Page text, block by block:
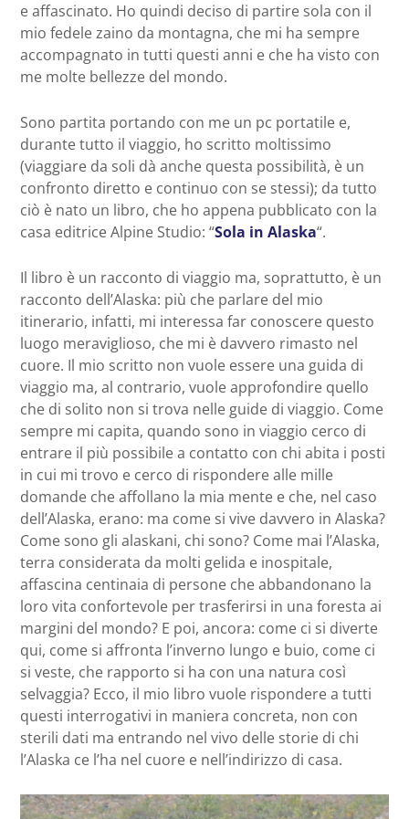
e affascinato. Ho quindi deciso di partire sola con il
mio fedele zaino da montagna, che mi ha sempre
accompagnato in tutti questi anni e che ha visto con
me molte bellezze del mondo.
Sono partita portando con me un pc portatile e,
durante tutto il viaggio, ho scritto moltissimo
(viaggiare da soli dà anche questa possibilità, è un
confronto diretto e continuo con se stessi); da tutto
ciò è nato un libro, che ho appena pubblicato con la
casa editrice Alpine Studio: “Sola in Alaska“.
Il libro è un racconto di viaggio ma, soprattutto, è un
racconto dell’Alaska: più che parlare del mio
itinerario, infatti, mi interessa far conoscere questo
luogo meraviglioso, che mi è davvero rimasto nel
cuore. Il mio scritto non vuole essere una guida di
viaggio ma, al contrario, vuole approfondire quello
che di solito non si trova nelle guide di viaggio. Come
sempre mi capita, quando sono in viaggio cerco di
entrare il più possibile a contatto con chi abita i posti
in cui mi trovo e cerco di rispondere alle mille
domande che affollano la mia mente e che, nel caso
dell’Alaska, erano: ma come si vive davvero in Alaska?
Come sono gli alaskani, chi sono? Come mai l’Alaska,
terra considerata da molti gelida e inospitale,
affascina centinaia di persone che abbandonano la
loro vita confortevole per trasferirsi in una foresta ai
margini del mondo? E poi, ancora: come ci si diverte
qui, come si affronta l’inverno lungo e buio, come ci
si veste, che rapporto si ha con una natura così
selvaggia? Ecco, il mio libro vuole rispondere a tutti
questi interrogativi in maniera concreta, non con
sterili dati ma entrando nel vivo delle storie di chi
l’Alaska ce l’ha nel cuore e nell’indirizzo di casa.